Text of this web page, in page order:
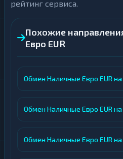
рейтинг сервиса.
Похожие
Евро EUR
Обмен Наличные Евро EUR на
Обмен Наличные Евро EUR
Обмен Наличные Евро EUR на